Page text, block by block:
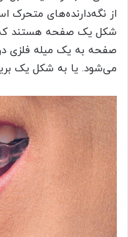
از نگه‌دارنده‌های متحرک
شکل یک صفحه هستند که
صفحه به یک میله فلزی
می‌شود. یا به شکل یک